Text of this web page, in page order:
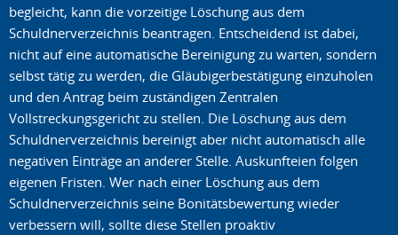
begleicht, kann die vorzeitige Löschung aus dem
Schuldnerverzeichnis beantragen. Entscheidend ist dabei,
nicht auf eine automatische Bereinigung zu warten, sondern
selbst tätig zu werden, die Gläubigerbestätigung einzuholen
und den Antrag beim zuständigen Zentralen
Vollstreckungsgericht zu stellen. Die Löschung aus dem
Schuldnerverzeichnis bereinigt aber nicht automatisch alle
negativen Einträge an anderer Stelle. Auskunfteien folgen
eigenen Fristen. Wer nach einer Löschung aus dem
Schuldnerverzeichnis seine Bonitätsbewertung wieder
verbessern will, sollte diese Stellen proaktiv